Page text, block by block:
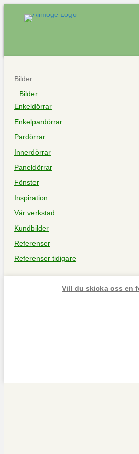
Bilder
Bilder
Enkeldörrar
Enkelpardörrar
Pardörrar
Innerdörrar
Paneldörrar
Fönster
Inspiration
Vår verkstad
Kundbilder
Referenser
Referenser tidigare
Vill du skicka oss en